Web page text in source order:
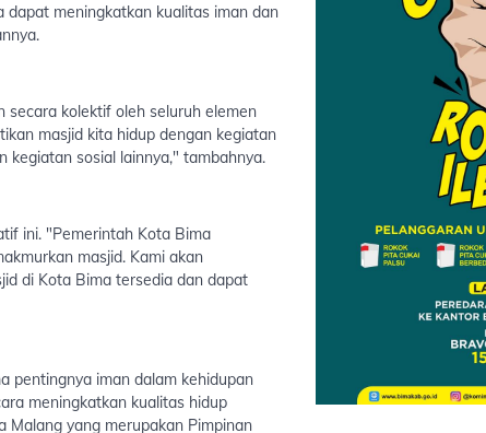
dapat meningkatkan kualitas iman dan
secara kolektif oleh seluruh elemen
masjid kita hidup dengan kegiatan
kegiatan sosial lainnya," tambahnya.
ini. "Pemerintah Kota Bima
masjid. Kami akan
di Kota Bima tersedia dan dapat
pentingnya iman dalam kehidupan
meningkatkan kualitas hidup
Malang yang merupakan Pimpinan